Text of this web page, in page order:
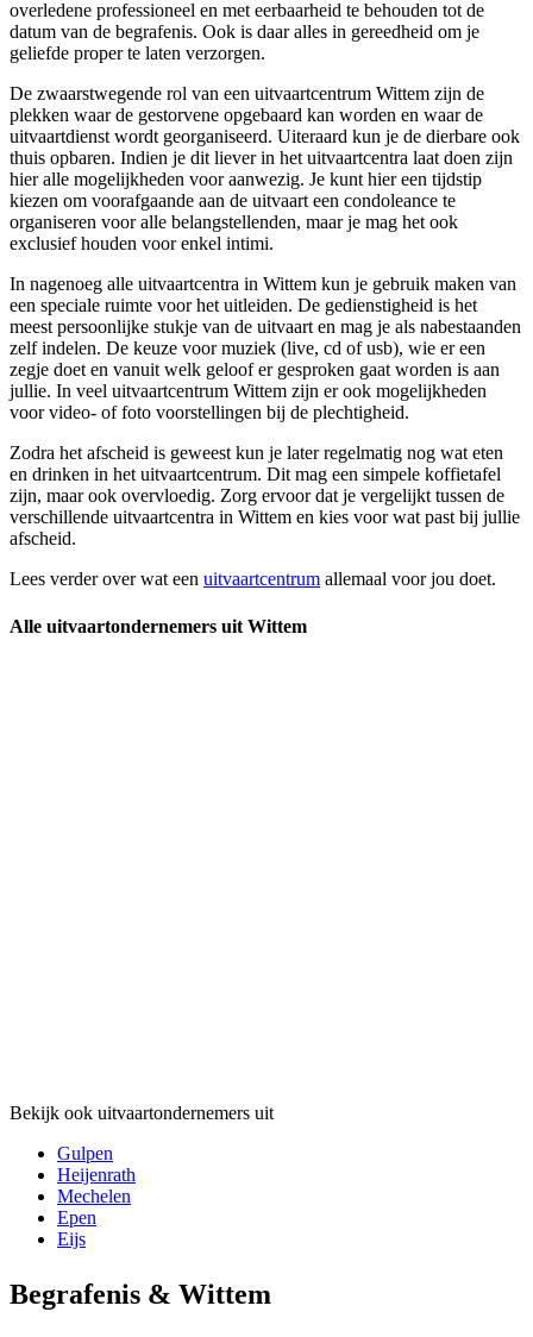
overledene professioneel en met eerbaarheid te behouden tot de
datum van de begrafenis. Ook is daar alles in gereedheid om je
geliefde proper te laten verzorgen.
De zwaarstwegende rol van een uitvaartcentrum Wittem zijn de
plekken waar de gestorvene opgebaard kan worden en waar de
uitvaartdienst wordt georganiseerd. Uiteraard kun je de dierbare ook
thuis opbaren. Indien je dit liever in het uitvaartcentra laat doen zijn
hier alle mogelijkheden voor aanwezig. Je kunt hier een tijdstip
kiezen om voorafgaande aan de uitvaart een condoleance te
organiseren voor alle belangstellenden, maar je mag het ook
exclusief houden voor enkel intimi.
In nagenoeg alle uitvaartcentra in Wittem kun je gebruik maken van
een speciale ruimte voor het uitleiden. De gedienstigheid is het
meest persoonlijke stukje van de uitvaart en mag je als nabestaanden
zelf indelen. De keuze voor muziek (live, cd of usb), wie er een
zegje doet en vanuit welk geloof er gesproken gaat worden is aan
jullie. In veel uitvaartcentrum Wittem zijn er ook mogelijkheden
voor video- of foto voorstellingen bij de plechtigheid.
Zodra het afscheid is geweest kun je later regelmatig nog wat eten
en drinken in het uitvaartcentrum. Dit mag een simpele koffietafel
zijn, maar ook overvloedig. Zorg ervoor dat je vergelijkt tussen de
verschillende uitvaartcentra in Wittem en kies voor wat past bij jullie
afscheid.
Lees verder over wat een uitvaartcentrum allemaal voor jou doet.
Alle uitvaartondernemers uit Wittem
Bekijk ook uitvaartondernemers uit
Gulpen
Heijenrath
Mechelen
Epen
Eijs
Begrafenis & Wittem